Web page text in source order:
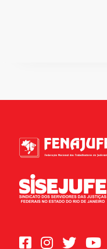
FacebookInstagram
Twitter